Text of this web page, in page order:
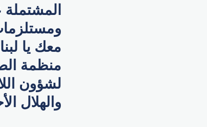
معك يا
منظمة
لشؤون
والهلال